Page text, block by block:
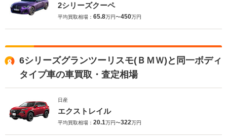
2シリーズクーペ
平均買取相場： 65.8万円〜450万円
6シリーズグランツーリスモ(ＢＭＷ)と同一ボディ
タイプ車の車買取・査定相場
日産
エクストレイル
平均買取相場： 20.1万円〜322万円